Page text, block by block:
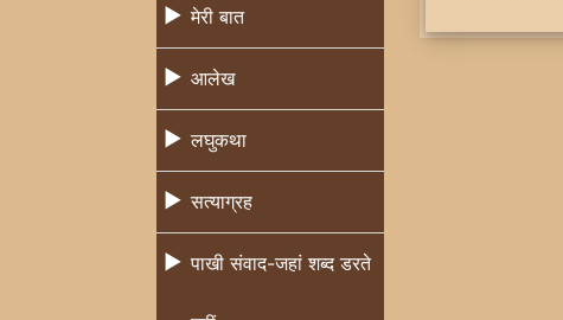
मेरी बात
आलेख
लघुकथा
सत्याग्रह
पाखी संवाद-जहां शब्द डरते